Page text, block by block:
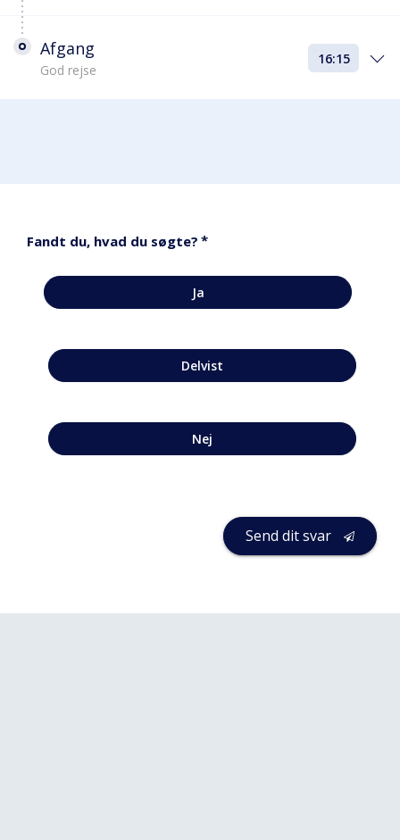
Afgang
God rejse
16:15
Fandt du, hvad du søgte? *
Ja
Delvist
Nej
Send dit svar